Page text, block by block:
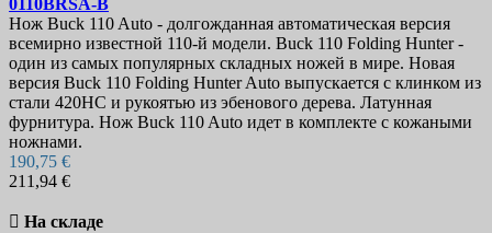
Точильные камни 57
Уход и обслуживание ножей 16
Электрические точилки 6
Цена
€
€
Производители
Показать товары
0110BRSA-B
Нож Buck 110 Auto - долгожданная автоматическая версия
всемирно известной 110-й модели. Buck 110 Folding Hunter -
один из самых популярных складных ножей в мире. Новая
версия Buck 110 Folding Hunter Auto выпускается с клинком из
стали 420HC и рукоятью из эбенового дерева. Латунная
фурнитура. Нож Buck 110 Auto идет в комплекте с кожаными
ножнами.
190,75 €
211,94 €
 На складе